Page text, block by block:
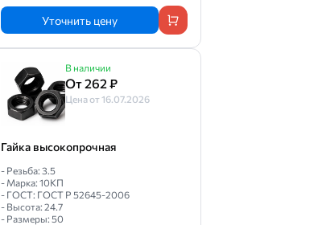
Уточнить цену
В наличии
От 262 ₽
Цена от 16.07.2026
Гайка высокопрочная
- Резьба: 3.5
- Марка: 10КП
- ГОСТ: ГОСТ Р 52645-2006
- Высота: 24.7
- Размеры: 50